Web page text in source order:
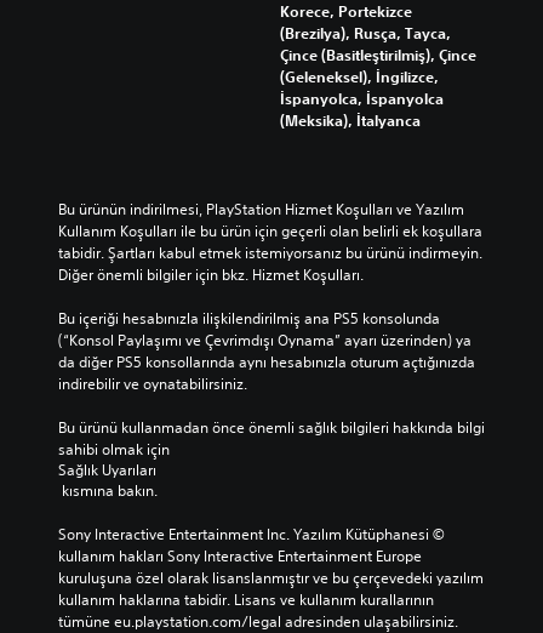
Korece, Portekizce
(Brezilya), Rusça, Tayca,
Çince (Basitleştirilmiş), Çince
(Geleneksel), İngilizce,
İspanyolca, İspanyolca
(Meksika), İtalyanca
Bu ürünün indirilmesi, PlayStation Hizmet Koşulları ve Yazılım
Kullanım Koşulları ile bu ürün için geçerli olan belirli ek koşullara
tabidir. Şartları kabul etmek istemiyorsanız bu ürünü indirmeyin.
Diğer önemli bilgiler için bkz. Hizmet Koşulları.
Bu içeriği hesabınızla ilişkilendirilmiş ana PS5 konsolunda
(“Konsol Paylaşımı ve Çevrimdışı Oynama” ayarı üzerinden) ya
da diğer PS5 konsollarında aynı hesabınızla oturum açtığınızda
indirebilir ve oynatabilirsiniz.
Bu ürünü kullanmadan önce önemli sağlık bilgileri hakkında bilgi
sahibi olmak için
Sağlık Uyarıları
kısmına bakın.
Sony Interactive Entertainment Inc. Yazılım Kütüphanesi ©
kullanım hakları Sony Interactive Entertainment Europe
kuruluşuna özel olarak lisanslanmıştır ve bu çerçevedeki yazılım
kullanım haklarına tabidir. Lisans ve kullanım kurallarının
tümüne eu.playstation.com/legal adresinden ulaşabilirsiniz.